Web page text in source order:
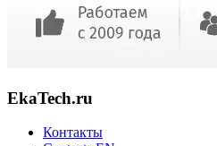
EkaTech.ru
Контакты